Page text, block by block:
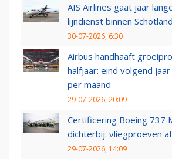
AIS Airlines gaat jaar
lijndienst binnen Schotland
30-07-2026, 6:30
Airbus handhaaft
halfjaar: eind volgend jaar
per maand
29-07-2026, 20:09
Certificering Boeing 737
dichterbij: vliegproeven
29-07-2026, 14:09